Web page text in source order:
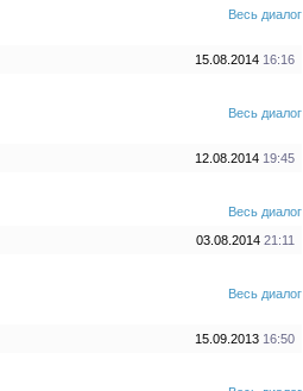
Весь диалог
15.08.2014 16:16
Весь диалог
12.08.2014 19:45
Весь диалог
03.08.2014 21:11
Весь диалог
15.09.2013 16:50